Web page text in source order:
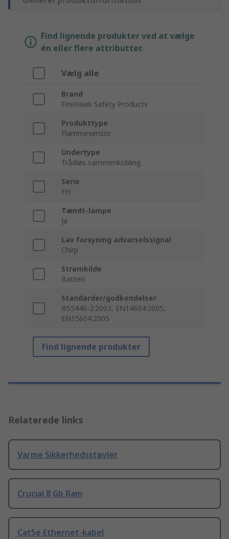
Find lignende produkter ved at vælge
én eller flere attributter.
Vælg alle
Brand
FireHawk Safety Products
Produkttype
Flammesensor
Undertype
Trådløs sammenkobling
Serie
FH
Tændt-lampe
Ja
Lav forsyning advarselssignal
Chirp
Strømkilde
Batteri
Standarder/godkendelser
BS5446-2:2003, EN14604:2005,
EN15604:2005
Find lignende produkter
Relaterede links
Varme Sikkerhedsstøvler
Crucial 8 Gb Ram
Cat5e Ethernet-kabel